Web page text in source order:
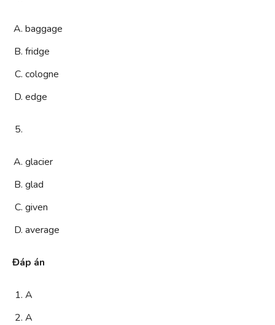
baggage
fridge
cologne
edge
glacier
glad
given
average
Đáp án
A
A